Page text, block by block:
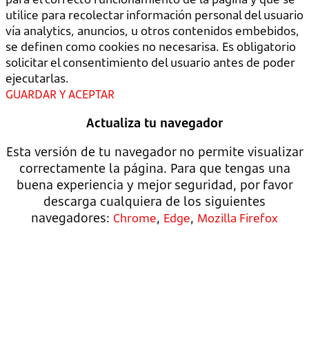
utilice para recolectar información personal del usuario
vía analytics, anuncios, u otros contenidos embebidos,
se definen como cookies no necesarisa. Es obligatorio
solicitar el consentimiento del usuario antes de poder
ejecutarlas.
GUARDAR Y ACEPTAR
Actualiza tu navegador
Esta versión de tu navegador no permite visualizar
correctamente la página. Para que tengas una
buena experiencia y mejor seguridad, por favor
descarga cualquiera de los siguientes
navegadores: Chrome, Edge, Mozilla Firefox